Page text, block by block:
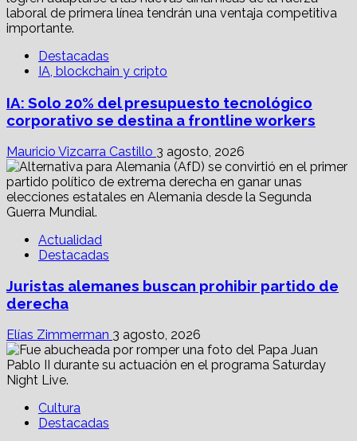
Destacadas
IA, blockchain y cripto
IA: Solo 20% del presupuesto tecnológico
corporativo se destina a frontline workers
Mauricio Vizcarra Castillo 3 agosto, 2026
Actualidad
Destacadas
Juristas alemanes buscan prohibir partido de
derecha
Elías Zimmerman 3 agosto, 2026
Cultura
Destacadas